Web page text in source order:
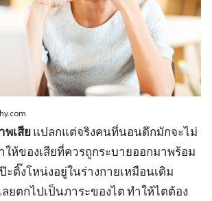
พเสียแปลกแต่จริงคนที่นอนดึกมักจะไม่
ให้ของเสียที่ควรถูกระบายออกมาพร้อม
ะติ๊งโหน่งอยู่ในร่างกายเหมือนเดิม
ยตกไปเป็นภาระของไต ทำให้ไตต้อง